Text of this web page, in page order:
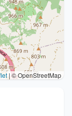
|© OpenStreetMap